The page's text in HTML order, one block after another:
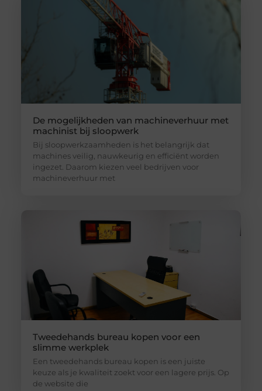
De mogelijkheden van machineverhuur met
machinist bij sloopwerk
Bij sloopwerkzaamheden is het belangrijk dat
machines veilig, nauwkeurig en efficiënt worden
ingezet. Daarom kiezen veel bedrijven voor
machineverhuur met
Tweedehands bureau kopen voor een
slimme werkplek
Een tweedehands bureau kopen is een juiste
keuze als je kwaliteit zoekt voor een lagere prijs. Op
de website die